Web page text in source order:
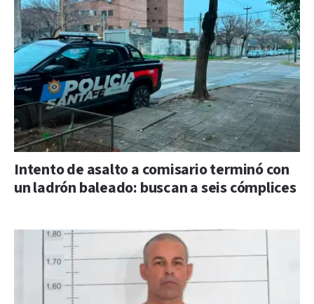
Intento de asalto a comisario terminó con
un ladrón baleado: buscan a seis cómplices